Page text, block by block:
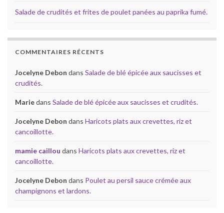
Salade de crudités et frites de poulet panées au paprika fumé.
COMMENTAIRES RÉCENTS
Jocelyne Debon dans Salade de blé épicée aux saucisses et
crudités.
Mariedans Salade de blé épicée aux saucisses et crudités.
Jocelyne Debon dans Haricots plats aux crevettes, riz et
cancoillotte.
mamie caillou dans Haricots plats aux crevettes, riz et
cancoillotte.
Jocelyne Debon dans Poulet au persil sauce crémée aux
champignons et lardons.